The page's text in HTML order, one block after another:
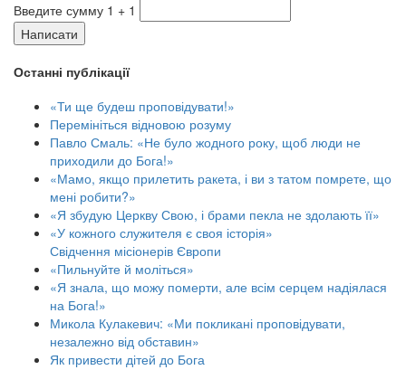
Введите сумму 1 + 1
Написати
Останні публікації
«Ти ще будеш проповідувати!»
Перемініться відновою розуму
Павло Смаль: «Не було жодного року, щоб люди не
приходили до Бога!»
«Мамо, якщо прилетить ракета, і ви з татом помрете, що
мені робити?»
«Я збудую Церкву Свою, і брами пекла не здолають її»
«У кожного служителя є своя історія»
Свідчення місіонерів Європи
«Пильнуйте й моліться»
«Я знала, що можу померти, але всім серцем надіялася
на Бога!»
Микола Кулакевич: «Ми покликані проповідувати,
незалежно від обставин»
Як привести дітей до Бога